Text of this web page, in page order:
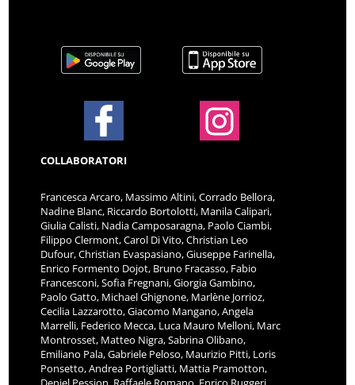
COLLABORATORI
Francesca Arcaro, Massimo Altini, Corrado Bellora,
Nadine Blanc, Riccardo Bortolotti, Manila Calipari,
Giulia Calisti, Nadia Camposaragna, Paolo Ciambi,
Filippo Clermont, Carol Di Vito, Christian Leo
Dufour, Christian Evaspasiano, Giuseppe Farinella,
Enrico Formento Dojot, Bruno Fracasso, Fabio
Francesconi, Sofia Fregnani, Giorgia Gambino,
Paolo Gatto, Michael Ghignone, Marlène Jorrioz,
Cecilia Lazzarotto, Giacomo Mangano, Angela
Marrelli, Federico Mecca, Luca Mauro Melloni, Marc
Montrosset, Matteo Nigra, Sabrina Olibano,
Emiliano Pala, Gabriele Peloso, Maurizio Pitti, Loris
Ponsetto, Andrea Portigliatti, Mattia Pramotton,